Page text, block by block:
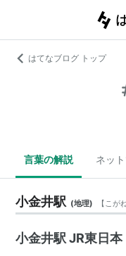
はてなブログ トップ
言葉の解説 ネッ
小金井駅 (地理) 【こが
小金井駅 JR東日本